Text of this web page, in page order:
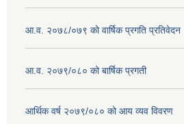
आ.व. २०७८/०७९ को वार्षिक प्रगति प्रतिवेदन
आ.व. २०७९/०८० को बार्षिक प्रगती
आर्थिक वर्ष २०७९/०८० को आय व्यव विवरण